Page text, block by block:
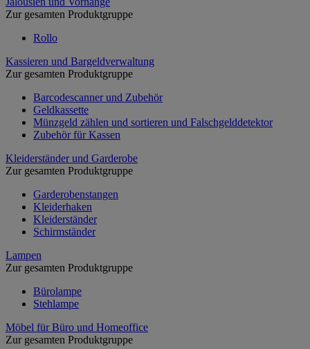
Zur gesamten Produktgruppe
Rollo
Kassieren und Bargeldverwaltung
Zur gesamten Produktgruppe
Barcodescanner und Zubehör
Geldkassette
Münzgeld zählen und sortieren und Falschgelddetektor
Zubehör für Kassen
Kleiderständer und Garderobe
Zur gesamten Produktgruppe
Garderobenstangen
Kleiderhaken
Kleiderständer
Schirmständer
Lampen
Zur gesamten Produktgruppe
Bürolampe
Stehlampe
Möbel für Büro und Homeoffice
Zur gesamten Produktgruppe